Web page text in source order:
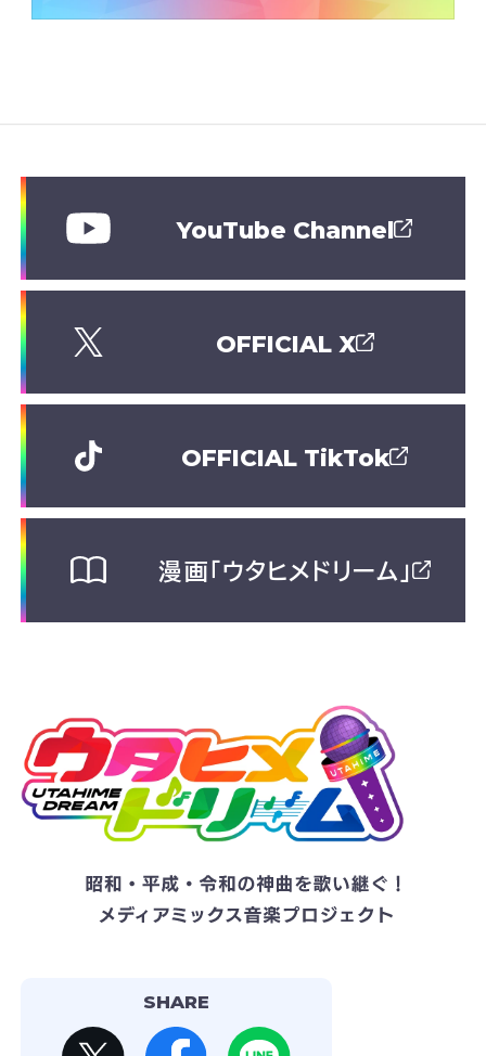
YouTube Channel
OFFICIAL X
OFFICIAL TikTok
漫画「ウタヒメドリーム」
SHARE